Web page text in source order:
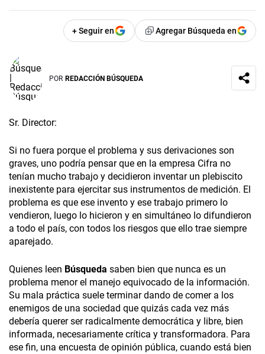
+ Seguir en Agregar Búsqueda en
POR REDACCIÓN BÚSQUEDA
Sr. Director:
Si no fuera porque el problema y sus derivaciones son
graves, uno podría pensar que en la empresa Cifra no
tenían mucho trabajo y decidieron inventar un plebiscito
inexistente para ejercitar sus instrumentos de medición. El
problema es que ese invento y ese trabajo primero lo
vendieron, luego lo hicieron y en simultáneo lo difundieron
a todo el país, con todos los riesgos que ello trae siempre
aparejado.
Quienes leen Búsqueda saben bien que nunca es un
problema menor el manejo equivocado de la información.
Su mala práctica suele terminar dando de comer a los
enemigos de una sociedad que quizás cada vez más
debería querer ser radicalmente democrática y libre, bien
informada, necesariamente crítica y transformadora. Para
ese fin, una encuesta de opinión pública, cuando está bien